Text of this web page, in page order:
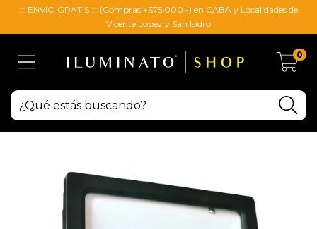
::: ENVIO GRATIS ::: (Compras +$75.000.-) en CABA y Localidades de
Vicente Lopez y San Isidro
0